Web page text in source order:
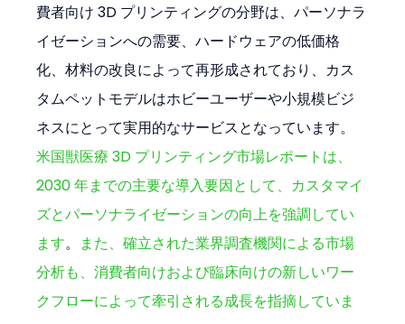
費者向け 3D プリンティングの分野は、パーソナラ
イゼーションへの需要、ハードウェアの低価格
化、材料の改良によって再形成されており、カス
タムペットモデルはホビーユーザーや小規模ビジ
ネスにとって実用的なサービスとなっています。
米国獣医療 3D プリンティング市場レポートは、
2030 年までの主要な導入要因として、カスタマイ
ズとパーソナライゼーションの向上を強調してい
ます。
また、確立された業界調査機関による市場
分析も、消費者向けおよび臨床向けの新しいワー
クフローによって牽引される成長を指摘していま